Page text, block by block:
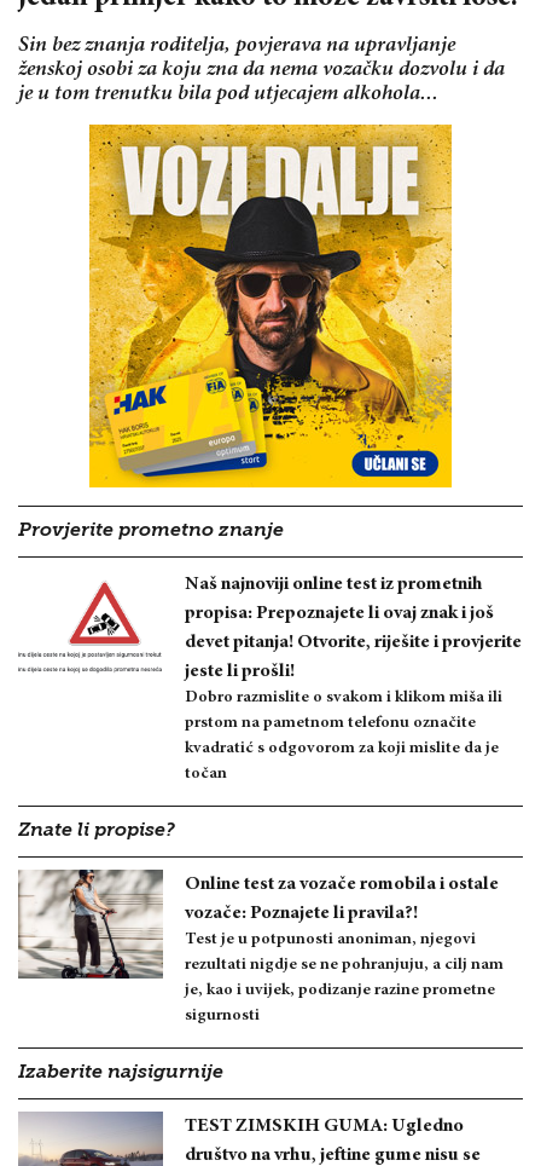
Sin bez znanja roditelja, povjerava na upravljanje
ženskoj osobi za koju zna da nema vozačku dozvolu i da
je u tom trenutku bila pod utjecajem alkohola...
Provjerite prometno znanje
Naš najnoviji online test iz prometnih
propisa: Prepoznajete li ovaj znak i još
devet pitanja! Otvorite, riješite i provjerite
jeste li prošli!
Dobro razmislite o svakom i klikom miša ili
prstom na pametnom telefonu označite
kvadratić s odgovorom za koji mislite da je
točan
Znate li propise?
Online test za vozače romobila i ostale
vozače: Poznajete li pravila?!
Test je u potpunosti anoniman, njegovi
rezultati nigdje se ne pohranjuju, a cilj nam
je, kao i uvijek, podizanje razine prometne
sigurnosti
Izaberite najsigurnije
TEST ZIMSKIH GUMA: Ugledno
društvo na vrhu, jeftine gume nisu se